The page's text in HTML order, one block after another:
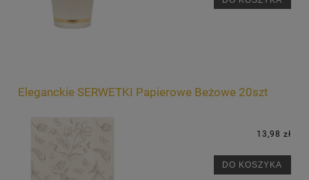
Eleganckie SERWETKI Papierowe Beżowe 20szt
13,98 zł
DO KOSZYKA